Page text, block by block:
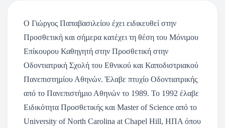
Ο Γιώργος Παπαβασιλείου έχει ειδικευθεί στην
Προσθετική και σήµερα κατέχει τη θέση του Μόνιµου
Επίκουρου Καθηγητή στην Προσθετική στην
Οδοντιατρική Σχολή του Εθνικού και Καποδιστριακού
Πανεπιστηµίου Αθηνών. Έλαβε πτυχίο Οδοντιατρικής
από το Πανεπιστήµιο Αθηνών το 1989. Το 1992 έλαβε
Ειδικότητα Προσθετικής και Master of Science από το
University of North Carolina at Chapel Hill, ΗΠΑ όπου